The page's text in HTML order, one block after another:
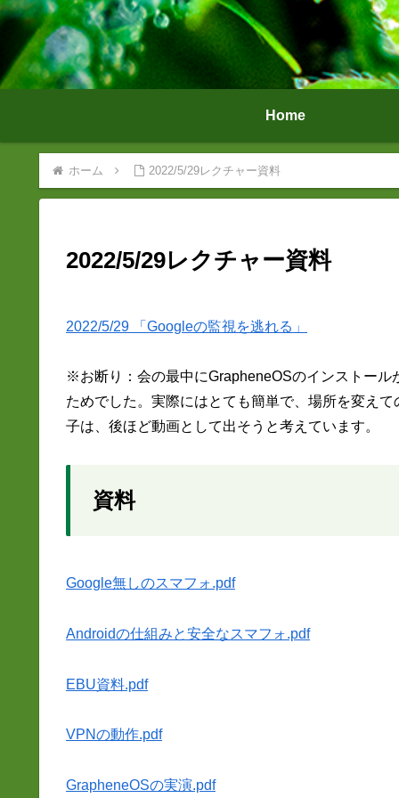
Home
ホーム 2022/5/29レクチャー資料
2022/5/29レクチャー資料
2022/5/29 「Googleの監視を逃れる」
※お断り：会の最中にGrapheneOSのインストール
ためでした。実際にはとても簡単で、場所を変え
子は、後ほど動画として出そうと考えています。
資料
Google無しのスマフォ.pdf
Androidの仕組みと安全なスマフォ.pdf
EBU資料.pdf
VPNの動作.pdf
GrapheneOSの実演.pdf